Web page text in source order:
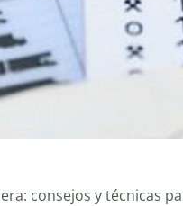
consejos y técnicas